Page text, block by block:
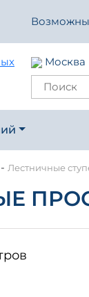
Возможны
Москва
- Лестничные